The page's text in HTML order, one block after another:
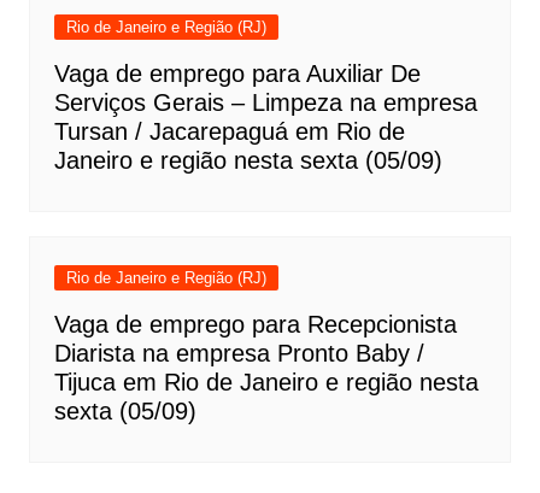
Rio de Janeiro e Região (RJ)
Vaga de emprego para Auxiliar De
Serviços Gerais – Limpeza na empresa
Tursan / Jacarepaguá em Rio de
Janeiro e região nesta sexta (05/09)
Rio de Janeiro e Região (RJ)
Vaga de emprego para Recepcionista
Diarista na empresa Pronto Baby /
Tijuca em Rio de Janeiro e região nesta
sexta (05/09)